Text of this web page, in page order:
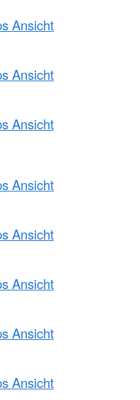
Ansicht
Ansicht
Ansicht
Ansicht
Ansicht
Ansicht
Ansicht
Ansicht